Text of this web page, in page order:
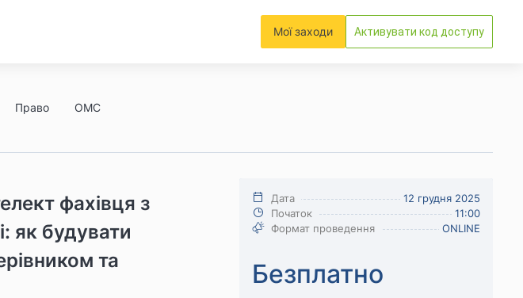
Мої заходи Активувати код доступу
Право ОМС
фахівця з
як будувати
та
Дата
12 грудня 2025
Початок
11:00
Формат проведення
ONLINE
Безплатно